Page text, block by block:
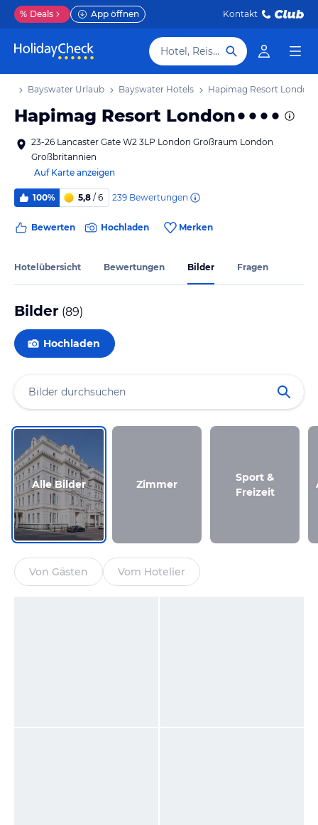
% Deals App öffnen Kontakt
Hotel, Reiseziel
Bayswater Urlaub Bayswater Hotels Hapimag Resort London
Hapimag Resort London
23-26 Lancaster Gate W2 3LP London Großraum London
Großbritannien
Auf Karte anzeigen
100% 5,8 / 6 239 Bewertungen
Bewerten Hochladen Merken
Hotelübersicht Bewertungen Bilder Fragen
Bilder (89)
Hochladen
Alle Bilder Zimmer
Sport &
Freizeit
Von Gästen Vom Hotelier